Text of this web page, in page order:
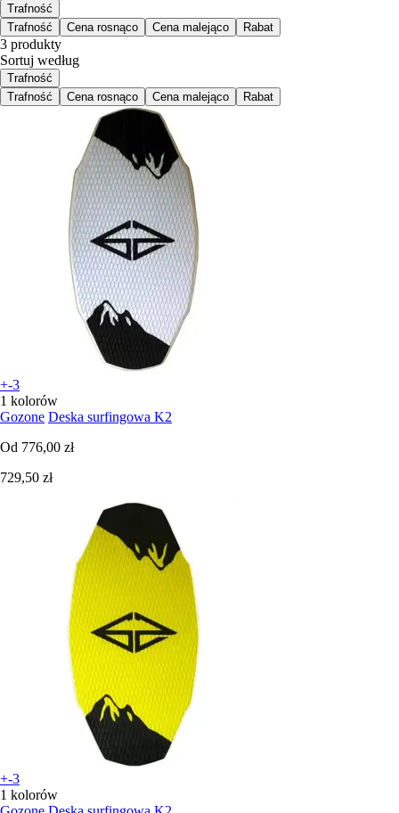
Trafność
Trafność
Cena rosnąco Cena malejąco Rabat
3 produkty
Sortuj według
Trafność
Trafność
Cena rosnąco Cena malejąco Rabat
+-3
1 kolorów
Gozone Deska surfingowa K2
Od 776,00 zł
729,50 zł
+-3
1 kolorów